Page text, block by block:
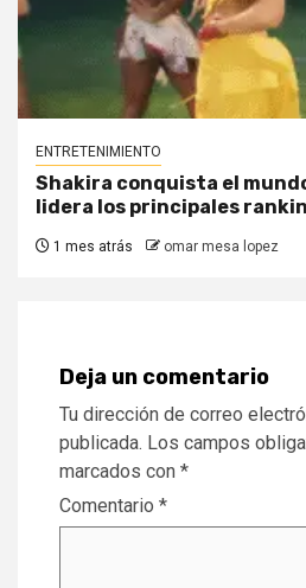
ENTRETENIMIENTO
Shakira conquista el
lidera los principales
1 mes atrás omar mesa lopez
Deja un comentario
Tu dirección de correo
publicada. Los campos
marcados con *
Comentario *